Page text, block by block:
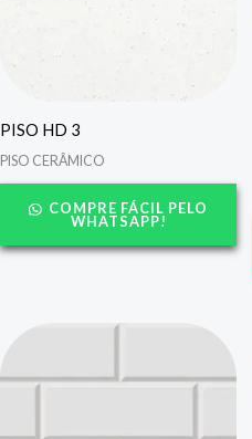
PISO HD 3
PISO CERÂMICO
COMPRE FÁCIL PELO
WHATSAPP!